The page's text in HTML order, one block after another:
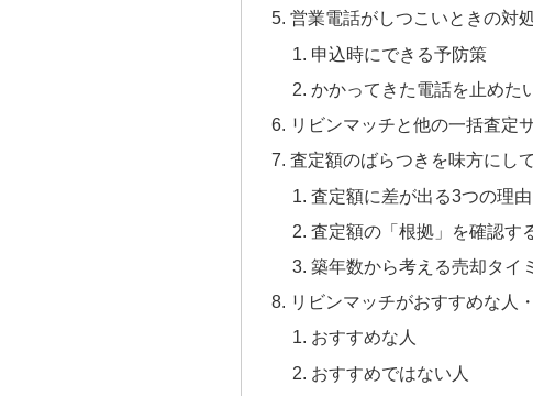
営業電話がしつこいときの対
申込時にできる予防策
かかってきた電話を止めた
リビンマッチと他の一括査定
査定額のばらつきを味方にし
査定額に差が出る3つの理由
査定額の「根拠」を確認
築年数から考える売却タイ
リビンマッチがおすすめな人
おすすめな人
おすすめではない人